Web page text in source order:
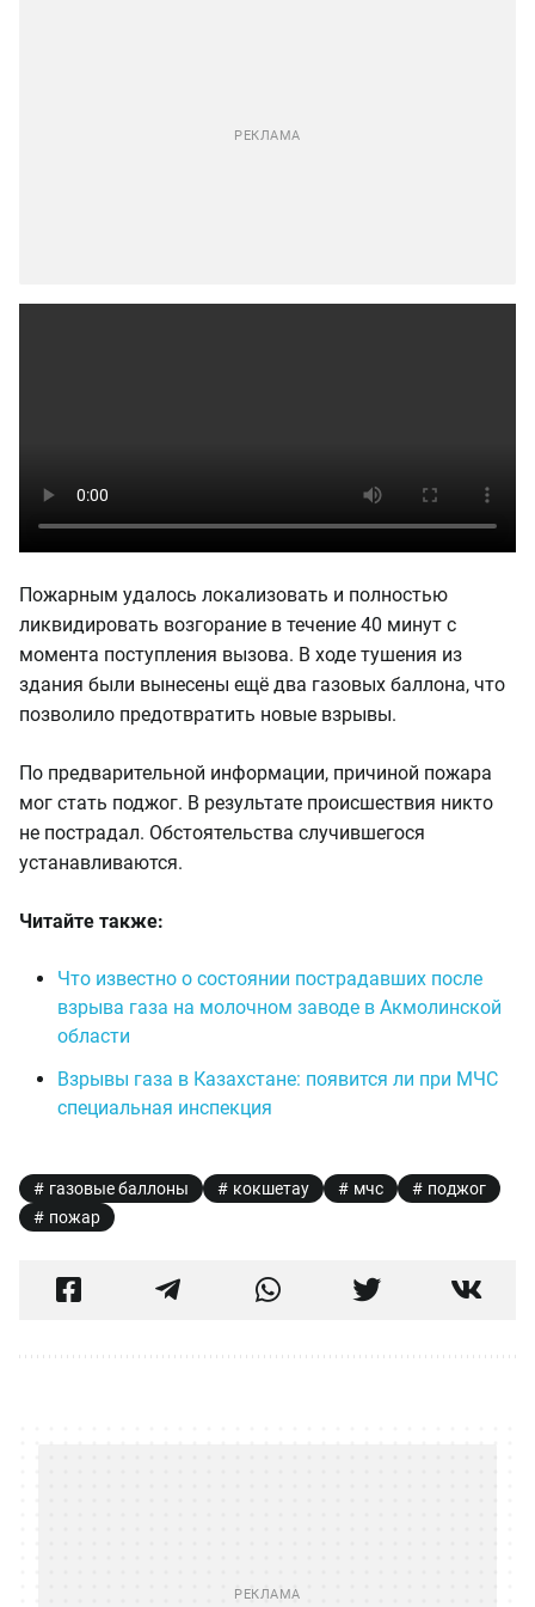
Пожарным удалось локализовать и полностью
ликвидировать возгорание в течение 40 минут с
момента поступления вызова. В ходе тушения из
здания были вынесены ещё два газовых баллона, что
позволило предотвратить новые взрывы.
По предварительной информации, причиной пожара
мог стать поджог. В результате происшествия никто
не пострадал. Обстоятельства случившегося
устанавливаются.
Читайте также:
Что известно о состоянии пострадавших после
взрыва газа на молочном заводе в Акмолинской
области
Взрывы газа в Казахстане: появится ли при МЧС
специальная инспекция
газовые баллоны кокшетау мчс
поджог
пожар